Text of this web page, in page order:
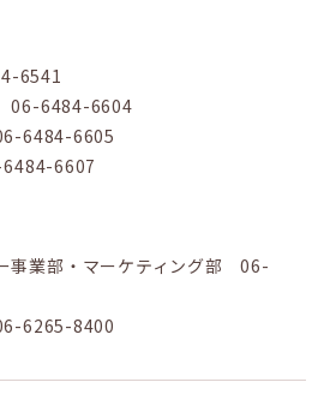
6541
06-6484-6604
6484-6605
6607
事業部・マーケティング部 06-
6265-8400